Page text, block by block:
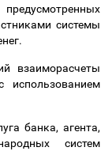
системы
взаиморасчеты
использованием
банка, агента,
систем